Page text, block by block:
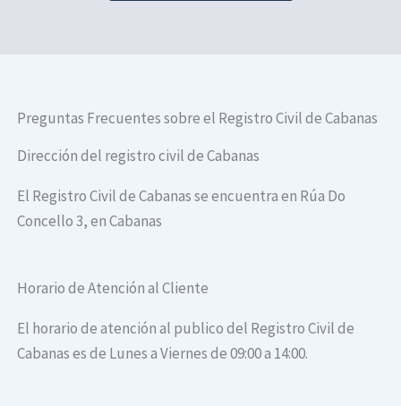
Preguntas Frecuentes sobre el Registro Civil de Cabanas
Dirección del registro civil de Cabanas
El Registro Civil de Cabanas se encuentra en Rúa Do
Concello 3, en Cabanas
Horario de Atención al Cliente
El horario de atención al publico del Registro Civil de
Cabanas es de Lunes a Viernes de 09:00 a 14:00.